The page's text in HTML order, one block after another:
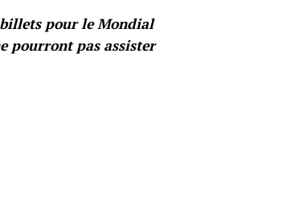
pour le Mondial
pourront pas assister